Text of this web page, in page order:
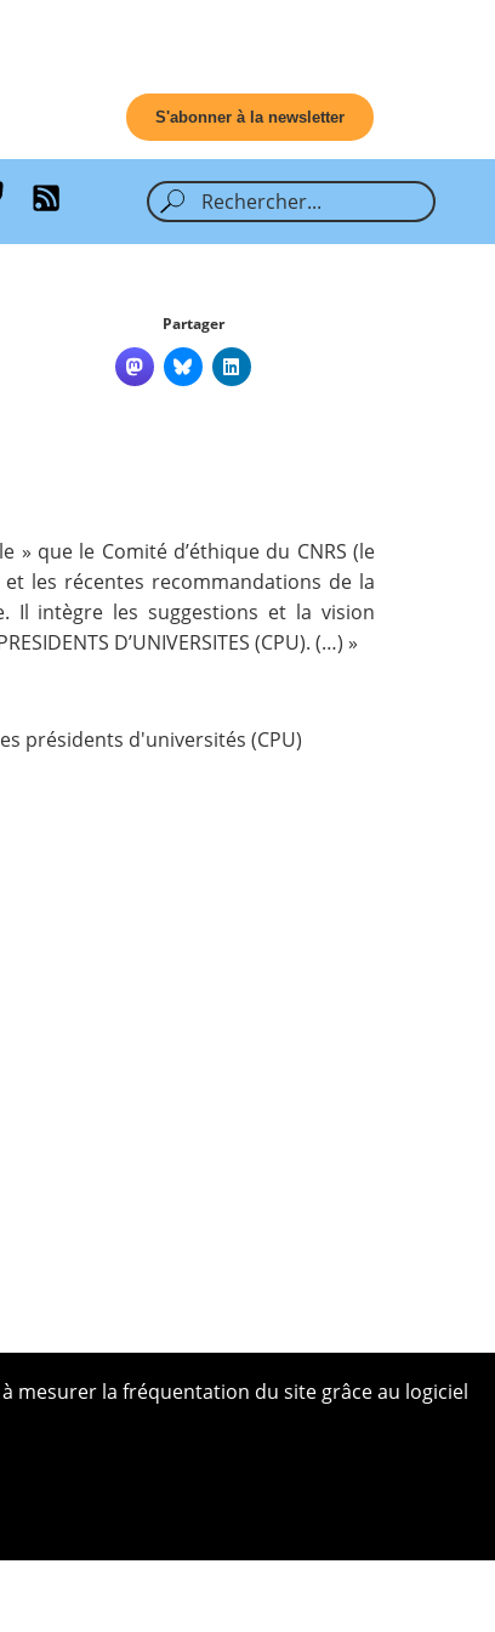
S'abonner à la newsletter
Partager
que le Comité d’éthique du CNRS (le
les récentes recommandations de la
Il intègre les suggestions et la vision
D’UNIVERSITES (CPU). (…) »
présidents d'universités (CPU)
mesurer la fréquentation du site grâce au logiciel